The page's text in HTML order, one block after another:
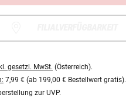
gesetzl. MwSt. (Österreich).
7,99 € (ab 199,00 € Bestellwert gratis).
zur UVP.